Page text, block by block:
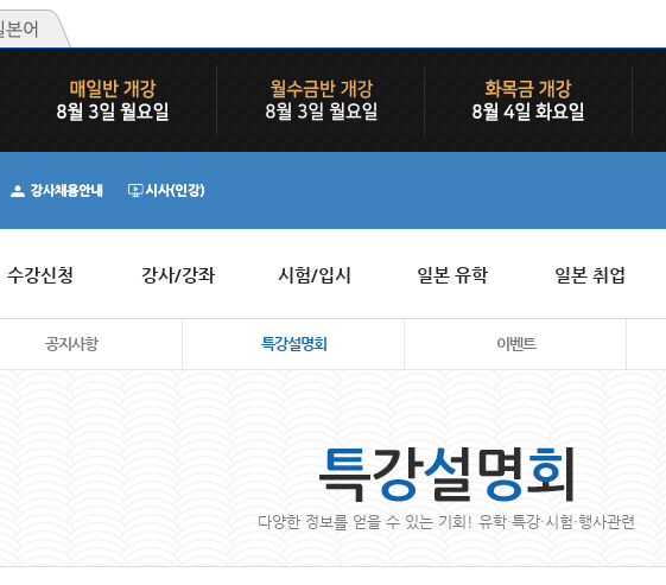
수강신청 강사/강좌 시험/입시 일본 유학 일본 취업
공지사항 특강설명회 이벤트
다양한 정보를 얻을 수 있는 기회! 유학·특강·시험·행사관련